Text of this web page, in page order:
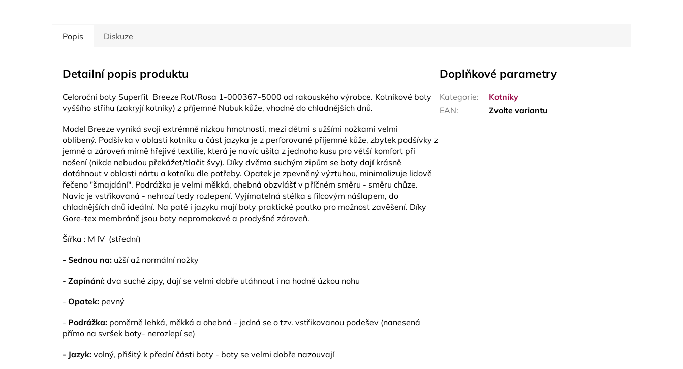
Popis Diskuze
Detailní popis produktu
Celoroční boty Superfit Breeze Rot/Rosa 1-000367-5000 od rakouského výrobce. Kotníkové boty
vyššího střihu (zakryjí kotníky) z příjemné Nubuk kůže, vhodné do chladnějších dnů.
Model Breeze vyniká svoji extrémně nízkou hmotností, mezi dětmi s užšími nožkami velmi
oblíbený. Podšívka v oblasti kotníku a část jazyka je z perforované příjemné kůže, zbytek podšívky z
jemné a zároveň mírně hřejivé textilie, která je navíc ušita z jednoho kusu pro větší komfort při
nošení (nikde nebudou překážet/tlačit švy). Díky dvěma suchým zipům se boty dají krásně
dotáhnout v oblasti nártu a kotníku dle potřeby. Opatek je zpevněný výztuhou, minimalizuje lidově
řečeno "šmajdání". Podrážka je velmi měkká, ohebná obzvlášť v příčném směru - směru chůze.
Navíc je vstřikovaná - nehrozí tedy rozlepení. Vyjímatelná stélka s filcovým nášlapem, do
chladnějších dnů ideální. Na patě i jazyku mají boty praktické poutko pro možnost zavěšení. Díky
Gore-tex membráně jsou boty nepromokavé a prodyšné zároveň.
Šířka : M IV (střední)
- Sednou na: užší až normální nožky
- Zapínání: dva suché zipy, dají se velmi dobře utáhnout i na hodně úzkou nohu
- Opatek: pevný
- Podrážka: poměrně lehká, měkká a ohebná - jedná se o tzv. vstřikovanou podešev (nanesená
přímo na svršek boty- nerozlepí se)
- Jazyk: volný, přišitý k přední části boty - boty se velmi dobře nazouvají
Doplňkové parametry
Kategorie:
Kotníky
EAN: Zvolte variantu